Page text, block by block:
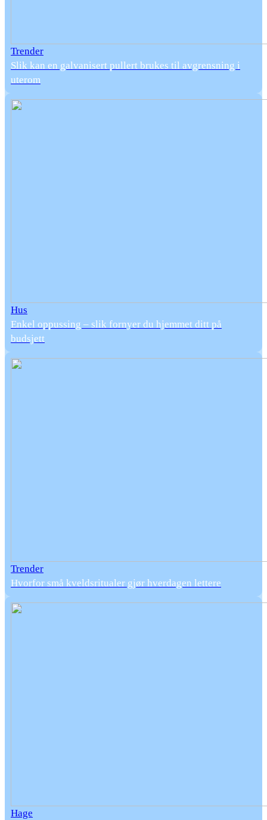
Trender
Slik kan en galvanisert pullert brukes til avgrensning i
uterom
Hus
Enkel oppussing – slik fornyer du hjemmet ditt på
budsjett
Trender
Hvorfor små kveldsritualer gjør hverdagen lettere
Hage